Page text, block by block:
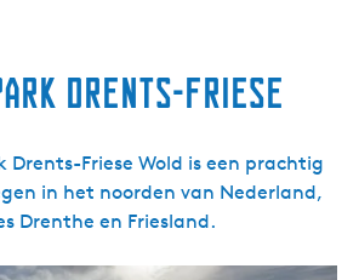
Drents-Friese
Drents-Friese Wold is een prachtig
in het noorden van Nederland,
Drenthe en Friesland.